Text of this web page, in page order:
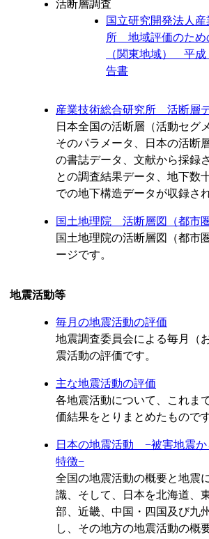
活断層調査
国立研究開発法人
所 地域評価のため
（関東地域） 平成
告書
産業技術総合研究所 活断層
日本全国の活断層（活動セグ
そのパラメータ、日本の活断
の書誌データ、文献から採録
との調査結果データ、地下数
での地下構造データが収録さ
国土地理院 活断層図（都市圏
国土地理院の活断層図（都市
ージです。
震活動等
毎月の地震活動の評価
地震調査委員会による毎月（
震活動の評価です。
主な地震活動の評価
各地震活動について、これま
価結果をとりまとめたものです
日本の地震活動 −被害地震か
特徴−
全国の地震活動の概要と地震
識、そして、日本を北海道、
部、近畿、中国・四国及び九
し、その地方の地震活動の概